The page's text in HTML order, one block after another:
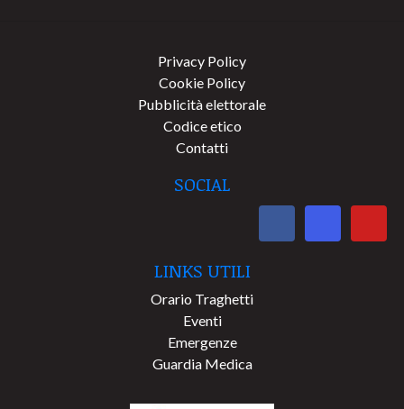
Privacy Policy
Cookie Policy
Pubblicità elettorale
Codice etico
Contatti
SOCIAL
LINKS UTILI
Orario Traghetti
Eventi
Emergenze
Guardia Medica